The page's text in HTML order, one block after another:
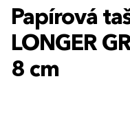
Papírová
LONGER
8 cm